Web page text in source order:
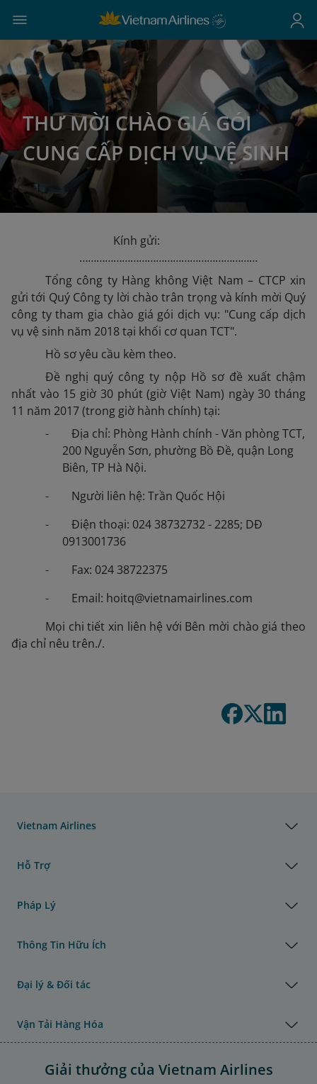
THƯ MỜI CHÀO GIÁ GÓI
CUNG CẤP DỊCH VỤ VỆ SINH
Kính gửi:
………………………………………………………
Tổng công ty Hàng không Việt Nam – CTCP xin
gửi tới Quý Công ty lời chào trân trọng và kính mời Quý
công ty tham gia chào giá gói dịch vụ: "Cung cấp dịch
vụ vệ sinh năm 2018 tại khối cơ quan TCT".
Hồ sơ yêu cầu kèm theo.
Đề nghị quý công ty nộp Hồ sơ đề xuất chậm
nhất vào 15 giờ 30 phút (giờ Việt Nam) ngày 30 tháng
11 năm 2017 (trong giờ hành chính) tại:
- Địa chỉ: Phòng Hành chính - Văn phòng TCT,
200 Nguyễn Sơn, phường Bồ Đề, quận Long
Biên, TP Hà Nội.
- Người liên hệ: Trần Quốc Hội
- Điện thoại: 024 38732732 - 2285; DĐ
0913001736
- Fax: 024 38722375
- Email: hoitq@vietnamairlines.com
Mọi chi tiết xin liên hệ với Bên mời chào giá theo
địa chỉ nêu trên./.
Vietnam Airlines
Hỗ Trợ
Pháp Lý
Thông Tin Hữu Ích
Đại lý & Đối tác
Vận Tải Hàng Hóa
Giải thưởng của Vietnam Airlines